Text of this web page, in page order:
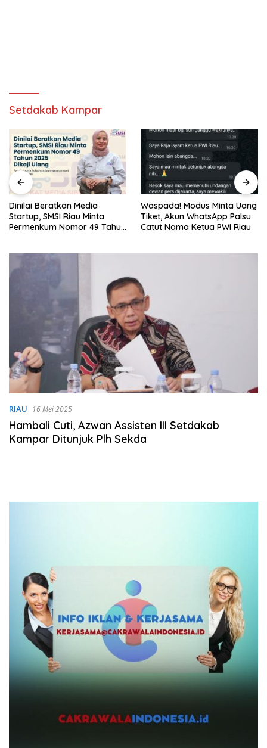
Setdakab Kampar
Waspada! Modus Minta Uang
Tiket, Akun WhatsApp Palsu
Catut Nama Ketua PWI Riau
Sore Ini, Kampar Junior FA
Hadapi Bima Nusa di
Perempat Final Piala Soeratin
RIAU 16 Mei 2025
Hambali Cuti, Azwan Assisten III Setdakab
Kampar Ditunjuk Plh Sekda